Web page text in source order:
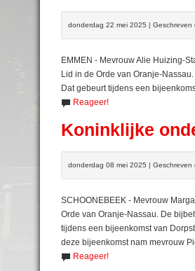
donderdag 22 mei 2025 | Geschreven
EMMEN - Mevrouw Alie Huizing-
Lid in de Orde van Oranje-
Dat gebeurt tijdens een
Reageer!
Koninklijke
donderdag 08 mei 2025 | Geschreven
SCHOONEBEEK - Mevrouw
Orde van Oranje-Nassau. De
tijdens een bijeenkomst van
deze bijeenkomst nam mevrouw
Reageer!